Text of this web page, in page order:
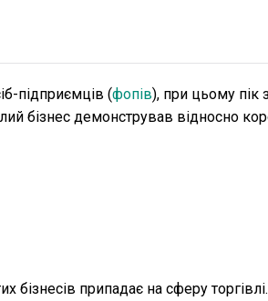
підприємців (фопів), при цьому пік
бізнес демонстрував відносно
припадає на сферу